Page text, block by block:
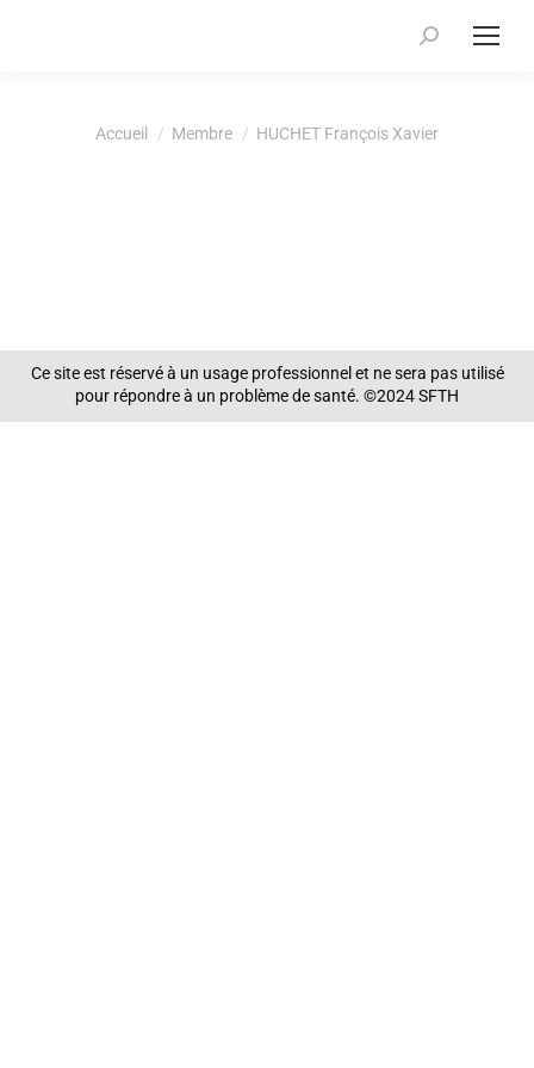
Recherche
Vous êtes ici :Accueil Membre HUCHET François Xavier
Ce site est réservé à un usage professionnel et ne sera pas utilisé
pour répondre à un problème de santé. ©2024 SFTH